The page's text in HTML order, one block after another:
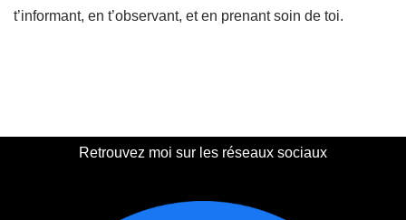
t’informant, en t’observant, et en prenant soin de toi.
Retrouvez moi sur les réseaux sociaux